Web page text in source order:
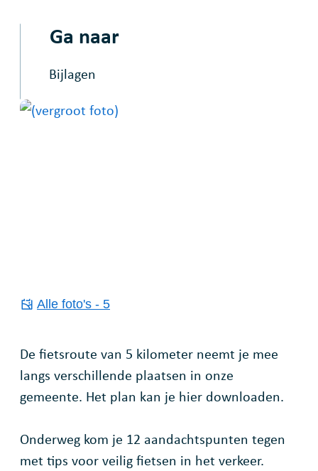
Ga naar
Bijlagen
Alle foto's - 5
De fietsroute van 5 kilometer neemt je mee
langs verschillende plaatsen in onze
gemeente. Het plan kan je hier downloaden.
Onderweg kom je 12 aandachtspunten tegen
met tips voor veilig fietsen in het verkeer.